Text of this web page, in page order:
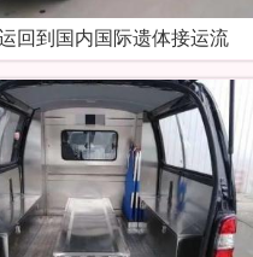
回到国内国际遗体接运流